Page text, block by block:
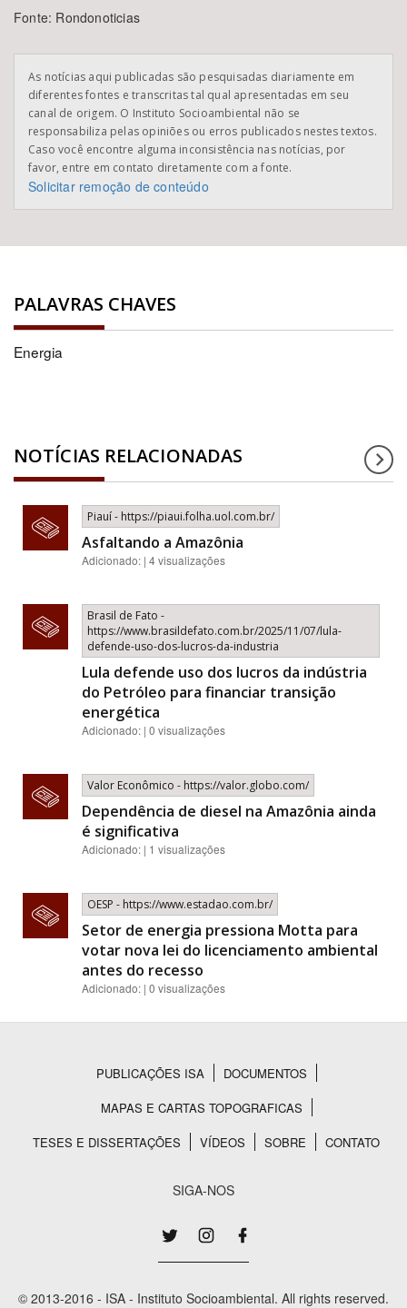
Fonte: Rondonoticias
As notícias aqui publicadas são pesquisadas diariamente em
diferentes fontes e transcritas tal qual apresentadas em seu
canal de origem. O Instituto Socioambiental não se
responsabiliza pelas opiniões ou erros publicados nestes textos.
Caso você encontre alguma inconsistência nas notícias, por
favor, entre em contato diretamente com a fonte.
Solicitar remoção de conteúdo
PALAVRAS CHAVES
Energia
NOTÍCIAS RELACIONADAS
Piauí - https://piaui.folha.uol.com.br/
Asfaltando a Amazônia
Adicionado: | 4 visualizações
Brasil de Fato -
https://www.brasildefato.com.br/2025/11/07/lula-
defende-uso-dos-lucros-da-industria
Lula defende uso dos lucros da indústria
do Petróleo para financiar transição
energética
Adicionado: | 0 visualizações
Valor Econômico - https://valor.globo.com/
Dependência de diesel na Amazônia ainda
é significativa
Adicionado: | 1 visualizações
OESP - https://www.estadao.com.br/
Setor de energia pressiona Motta para
votar nova lei do licenciamento ambiental
antes do recesso
Adicionado: | 0 visualizações
Rodapé
PUBLICAÇÕES ISA
DOCUMENTOS
MAPAS E CARTAS TOPOGRAFICAS
TESES E DISSERTAÇÕES
VÍDEOS SOBRE CONTATO
SIGA-NOS
© 2013-2016 - ISA - Instituto Socioambiental. All rights reserved.